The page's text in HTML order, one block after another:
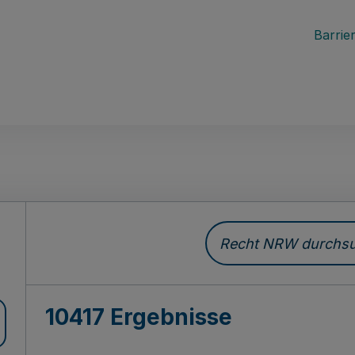
Recht NRW
10417 Ergebnisse